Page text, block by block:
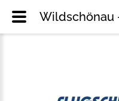
Wildschönau